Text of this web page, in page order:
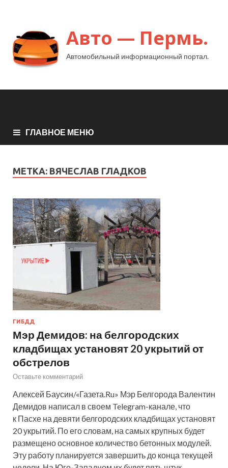
Авто — Пермь.
Автомобильный информационный портал.
ГЛАВНОЕ МЕНЮ
МЕТКА: ВЯЧЕСЛАВ ГЛАДКОВ
ГИБДД
Мэр Демидов: на белгородских
кладбищах установят 20 укрытий от
обстрелов
Оставьте комментарий
Алексей Баусин/«Газета.Ru» Мэр Белгорода Валентин
Демидов написал в своем Telegram-канале, что
к Пасхе на девяти белгородских кладбищах установят
20 укрытий. По его словам, на самых крупных будет
размещено основное количество бетонных модулей.
Эту работу планируется завершить до конца текущей